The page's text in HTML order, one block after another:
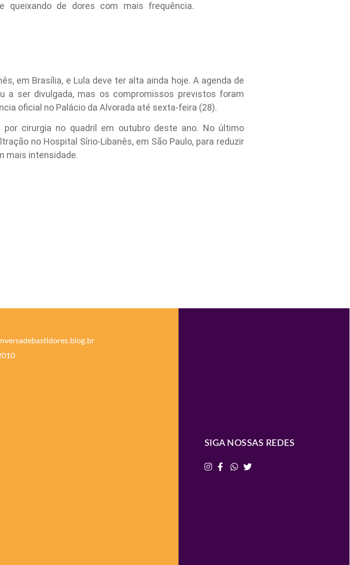
de dores com mais frequência.
em Brasília, e Lula deve ter alta ainda hoje. A agenda de
a ser divulgada, mas os compromissos previstos foram
oficial no Palácio da Alvorada até sexta-feira (28).
por cirurgia no quadril em outubro deste ano. No último
no Hospital Sírio-Libanês, em São Paulo, para reduzir
mais intensidade.
SIGA NOSSAS REDES